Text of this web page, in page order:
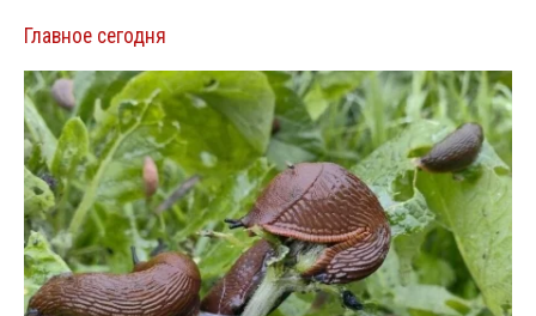
Главное сегодня